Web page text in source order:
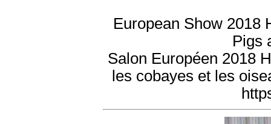
European Show 2018
Pigs
Salon Européen 2018
les cobayes et les